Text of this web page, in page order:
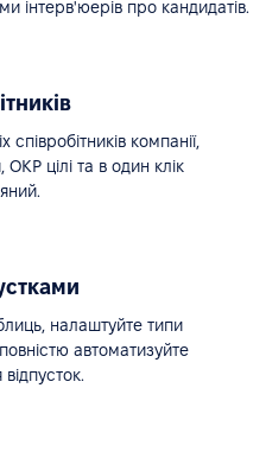
інтерв'юерів про кандидатів.
компанії,
цілі та в один клік
налаштуйте типи
автоматизуйте